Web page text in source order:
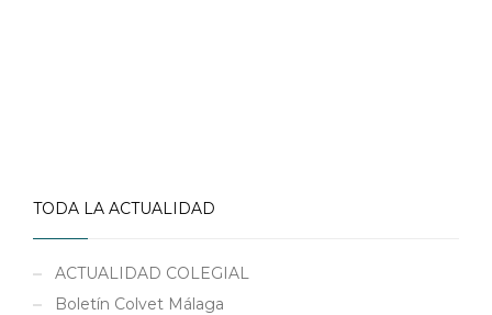
TODA LA ACTUALIDAD
ACTUALIDAD COLEGIAL
Boletín Colvet Málaga